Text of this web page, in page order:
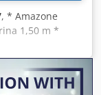
, * Amazone
1,50 m *
priključak
uređaj *
sa
2.650